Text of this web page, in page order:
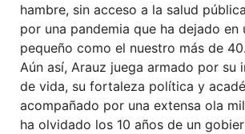
hambre, sin acceso a la salud
por una pandemia que ha dejado en
pequeño como el nuestro más de
Aún así, Arauz juega armado por su
de vida, su fortaleza política y
acompañado por una extensa ola
ha olvidado los 10 años de un